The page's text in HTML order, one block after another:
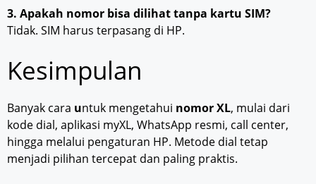
3. Apakah nomor bisa dilihat tanpa kartu SIM?
Tidak. SIM harus terpasang di HP.
Kesimpulan
Banyak cara untuk mengetahui nomor XL, mulai dari
kode dial, aplikasi myXL, WhatsApp resmi, call center,
hingga melalui pengaturan HP. Metode dial tetap
menjadi pilihan tercepat dan paling praktis.